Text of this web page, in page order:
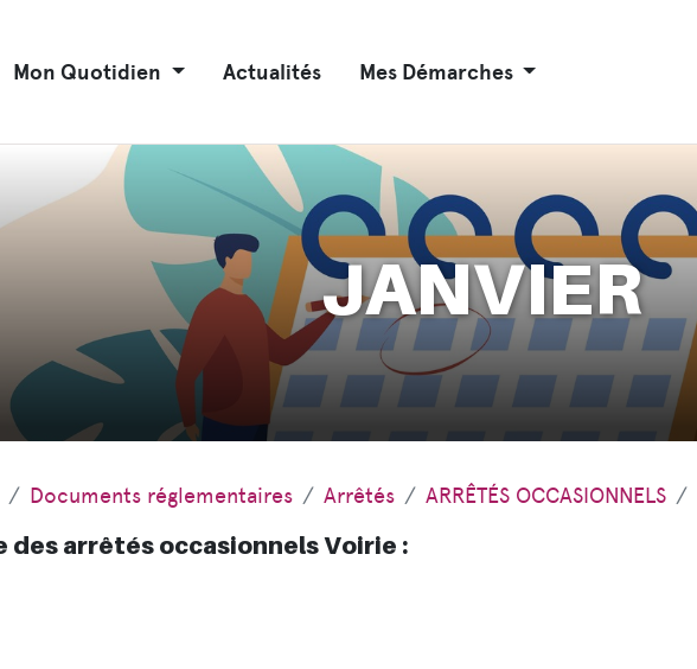
Mon Quotidien Actualités Mes Démarches
JANVIER
Documents réglementaires Arrêtés ARRÊTÉS OCCASIONNELS
des arrêtés occasionnels Voirie :